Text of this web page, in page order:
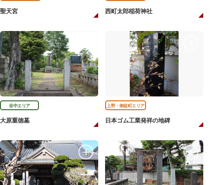
聖天宮 西町太郎稲荷神社
谷中エリア
大原重徳墓
上野・御徒町エリア
日本ゴム工業発祥の地碑